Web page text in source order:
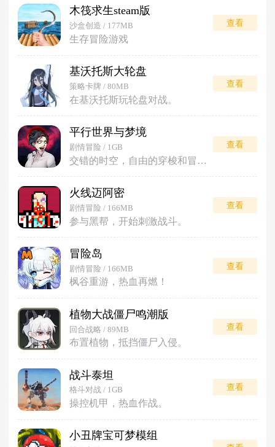
木筏求生steam版
沙盒创造 / 177MB
生存冒险游戏
查看
基沃托斯大轮盘
策略卡牌 / 80MB
在基沃托斯玩轮盘对战。
查看
平行世界与梦境
剧情冒险 / 1GB
交错的时空，自由的穿梭和冒险。
查看
火线迈阿密
剧情冒险 / 166MB
参与黑帮，开始刺激战斗。
查看
冒险岛
剧情冒险 / 166MB
枫谷重游，热血再燃！
查看
植物大战僵尸鸣潮版
回合战略 / 89MB
布置植物，抵挡僵尸入侵。
查看
战斗泰坦
格斗对战 / 1GB
操控机甲，热血作战。
查看
小丑牌宝可梦模组